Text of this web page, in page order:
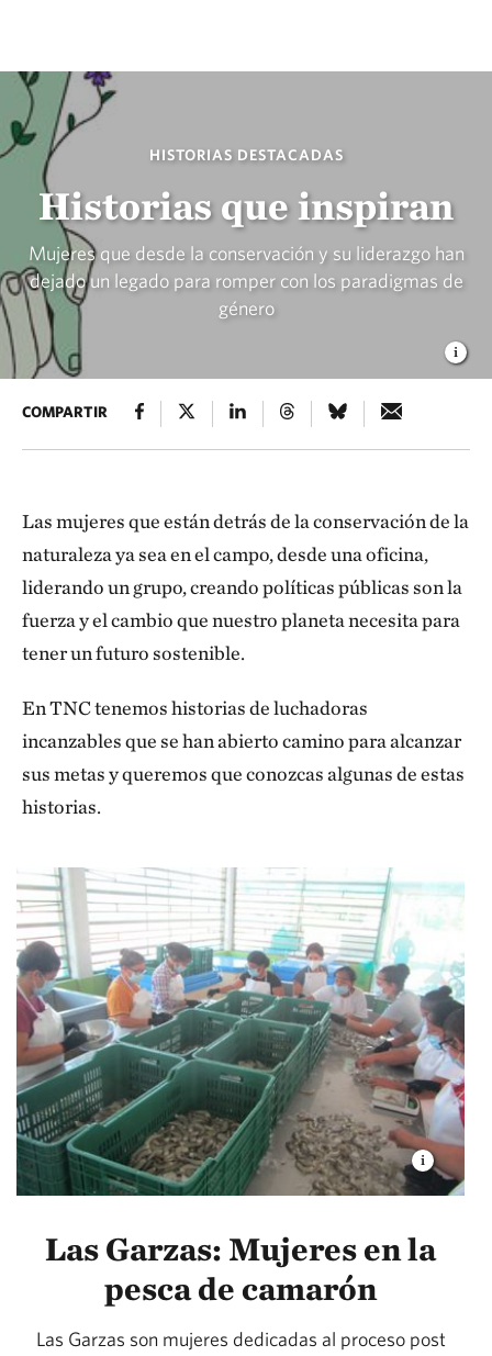
HISTORIAS DESTACADAS
Historias que inspiran
Mujeres que desde la conservación y su liderazgo han
dejado un legado para romper con los paradigmas de
género
COMPARTIR
Las mujeres que están detrás de la conservación de la
naturaleza ya sea en el campo, desde una oficina,
liderando un grupo, creando políticas públicas son la
fuerza y el cambio que nuestro planeta necesita para
tener un futuro sostenible.
En TNC tenemos historias de luchadoras
incanzables que se han abierto camino para alcanzar
sus metas y queremos que conozcas algunas de estas
historias.
Las Garzas: Mujeres en la
pesca de camarón
Las Garzas son mujeres dedicadas al proceso post